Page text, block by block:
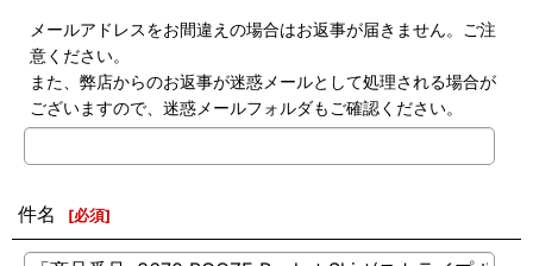
メールアドレスをお間違えの場合はお返事が届きません。ご注
意ください。
また、弊店からのお返事が迷惑メールとして処理される場合が
ございますので、迷惑メールフォルダもご確認ください。
件名 [必須]